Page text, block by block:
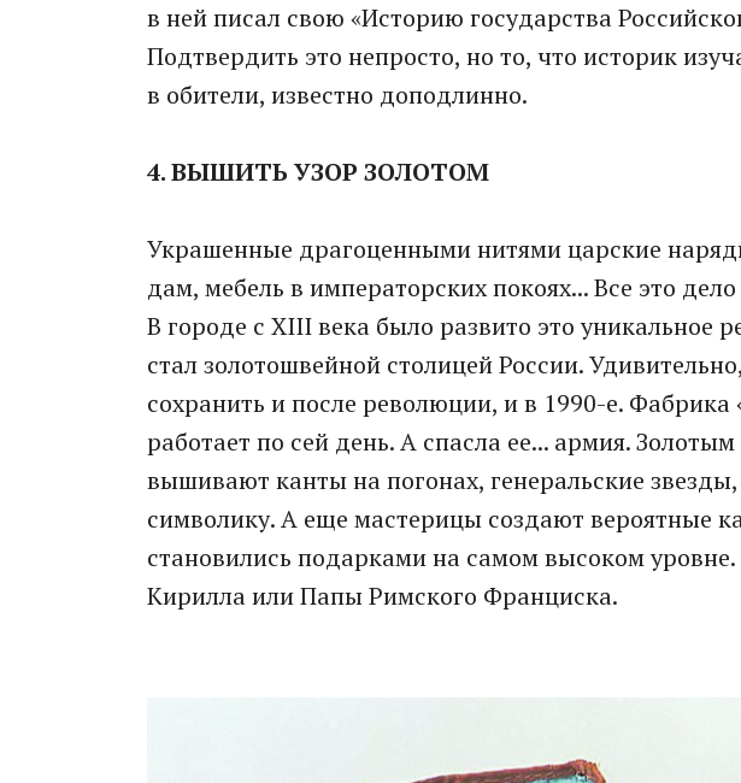
в ней писал свою «Историю государства
Подтвердить это непросто, но то, что историк
в обители, известно доподлинно.
4. ВЫШИТЬ УЗОР ЗОЛОТОМ
Украшенные драгоценными нитями царские
дам, мебель в императорских покоях... Все это
В городе с XIII века было развито это уникальное
стал золотошвейной столицей России.
сохранить и после революции, и в 1990-е. Фабрика
работает по сей день. А спасла ее... армия.
вышивают канты на погонах, генеральские
символику. А еще мастерицы создают вероятные
становились подарками на самом высоком
Кирилла или Папы Римского Франциска.